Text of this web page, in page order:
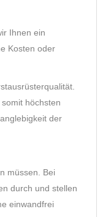
Ihnen ein
Kosten oder
höchsten
der
müssen. Bei
durch und stellen
einwandfrei